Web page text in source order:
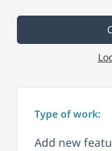
Type of work:
Add new